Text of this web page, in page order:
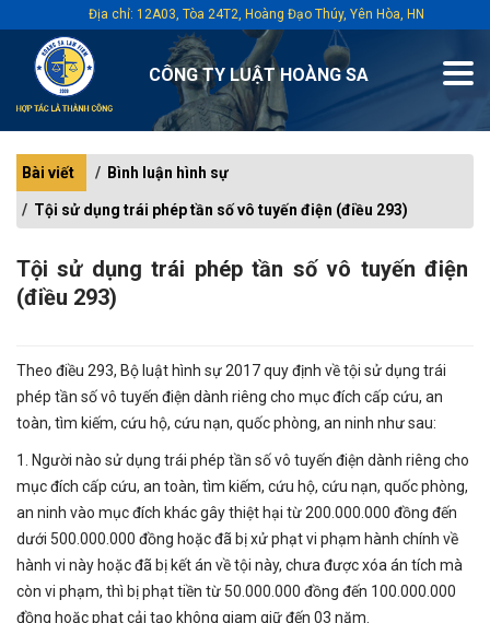
CÔNG TY LUẬT HOÀNG SA
Địa chỉ: 12A03, Tòa 24T2, Hoàng Đạo Thúy, Yên Hòa, HN
Bài viết Bình luận hình sự
Tội sử dụng trái phép tần số vô tuyến điện (điều 293)
Tội sử dụng trái phép tần số vô tuyến điện
(điều 293)
Theo điều 293, Bộ luật hình sự 2017 quy định về tội sử dụng trái
phép tần số vô tuyến điện dành riêng cho mục đích cấp cứu, an
toàn, tìm kiếm, cứu hộ, cứu nạn, quốc phòng, an ninh như sau:
1. Người nào sử dụng trái phép tần số vô tuyến điện dành riêng cho
mục đích cấp cứu, an toàn, tìm kiếm, cứu hộ, cứu nạn, quốc phòng,
an ninh vào mục đích khác gây thiệt hại từ 200.000.000 đồng đến
dưới 500.000.000 đồng hoặc đã bị xử phạt vi phạm hành chính về
hành vi này hoặc đã bị kết án về tội này, chưa được xóa án tích mà
còn vi phạm, thì bị phạt tiền từ 50.000.000 đồng đến 100.000.000
đồng hoặc phạt cải tạo không giam giữ đến 03 năm.